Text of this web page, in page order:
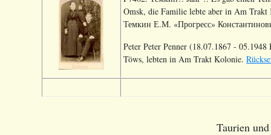
Omsk, die Familie lebte aber in Am
Темкин Е.М. «Прогресс»
Peter Peter Penner (18.07.1867 -
Töws, lebten in Am Trakt Kolonie.
Taurien